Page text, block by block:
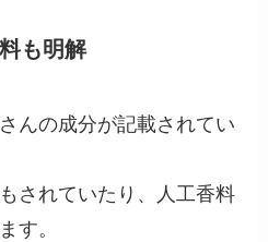
も明解
んの成分が記載されてい
されていたり、人工香料
す。